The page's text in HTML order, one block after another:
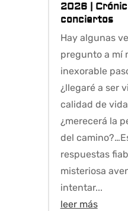
2026|
conciertos
Hay algunas
pregunto a mí
inexorable
¿llegaré a ser
calidad de
¿merecerá la
del
respuestas
misteriosa
intentar...
leer más